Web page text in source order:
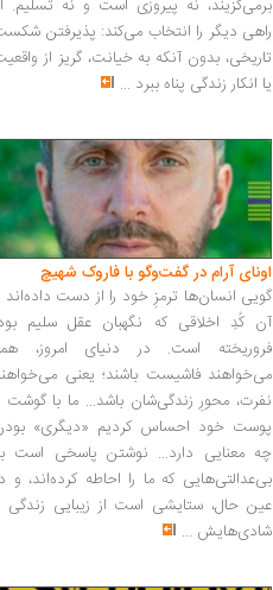
برمی‌گزیند، نه پیروزی است و نه تسلیم.
راهی دیگر را انتخاب می‌کند: پذیرفتن
تاریخی، بدون آنکه به خیانت، گریز از
یا انکار زندگی پناه ببرد ...
اونای آرام در گفت‌وگو با فاروک شهیچ‭
گویی انسان‌ها ترمزِ خود را از دست داده‌اند
آن کُدِ اخلاقی که نگهبان عقل سلیم
فروریخته است. در دنیای امروز،
می‌خواهند فاشیست باشند؛ یعنی
نفرت، محورِ زندگی‌شان باشد... ما با گوشت
پوست خود احساس کردیم «دیگری»
چه معنایی دارد... نوشتن پاسخی است
بی‌عدالتی‌هایی که ما را احاطه کرده‌اند، و
عین حال، ستایشی است از زیبایی زندگی
شادی‌هایش ...